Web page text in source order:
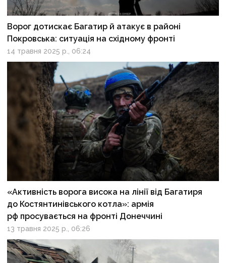
Ворог дотискає Багатир й атакує в районі
Покровська: ситуація на східному фронті
14 травня 2025 р., 06:24
«Активність ворога висока на лінії від Багатиря
до Костянтинівського котла»: армія
рф просувається на фронті Донеччині
13 травня 2025 р., 06:26